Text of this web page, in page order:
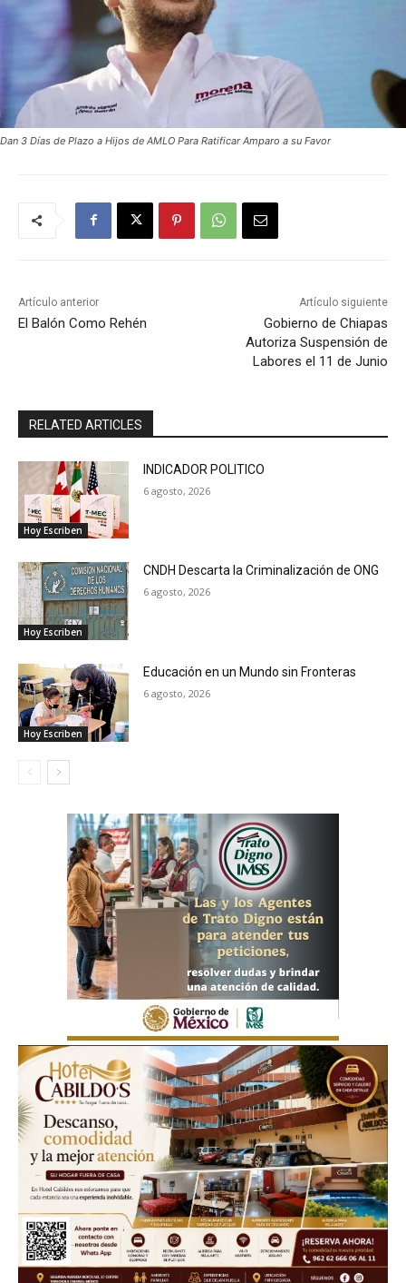
Dan 3 Días de Plazo a Hijos de AMLO Para Ratificar Amparo a su Favor
Artículo anterior
El Balón Como Rehén
Artículo siguiente
Gobierno de Chiapas
Autoriza Suspensión de
Labores el 11 de Junio
RELATED ARTICLES
Hoy Escriben
INDICADOR POLITICO
6 agosto, 2026
Hoy Escriben
CNDH Descarta la Criminalización de ONG
6 agosto, 2026
Hoy Escriben
Educación en un Mundo sin Fronteras
6 agosto, 2026